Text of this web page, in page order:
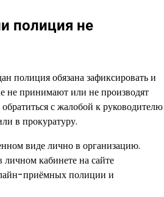
полиция не
полиция обязана зафиксировать и
не принимают или не производят
с жалобой к руководителю
в прокуратуру.
виде лично в организацию.
кабинете на сайте
приёмных полиции и